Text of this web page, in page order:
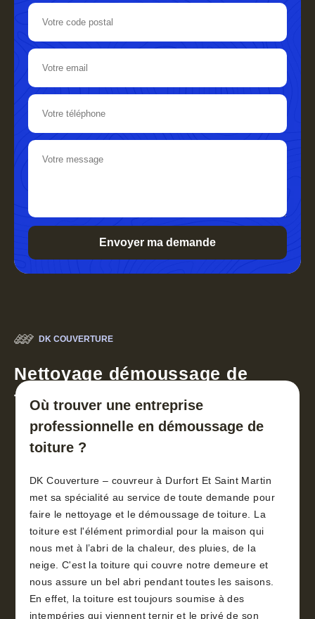
DK COUVERTURE
Nettoyage démoussage de
toiture 30
Où trouver une entreprise
professionnelle en démoussage de
toiture ?
DK Couverture – couvreur à Durfort Et Saint Martin
met sa spécialité au service de toute demande pour
faire le nettoyage et le démoussage de toiture. La
toiture est l'élément primordial pour la maison qui
nous met à l’abri de la chaleur, des pluies, de la
neige. C'est la toiture qui couvre notre demeure et
nous assure un bel abri pendant toutes les saisons.
En effet, la toiture est toujours soumise à des
intempéries qui viennent ternir et le privé de son